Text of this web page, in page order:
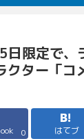
限定で、
クター「コ
0 はてブ